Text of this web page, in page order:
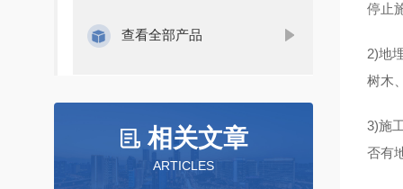
查看全部产品
相关文章
ARTICLES
停止
2)地
树木
3)施
否有